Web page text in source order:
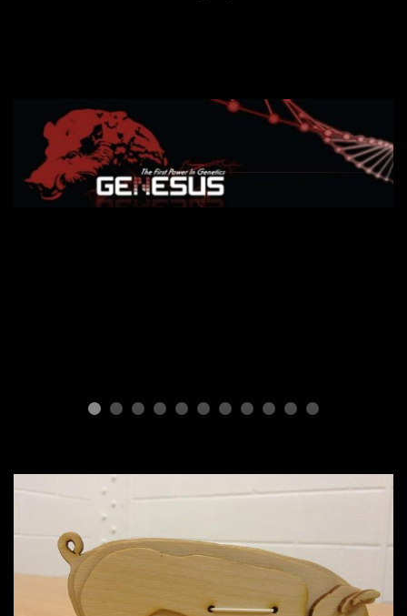
Генетическая программа
GENESUS